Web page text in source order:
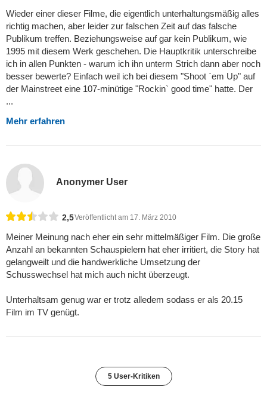
Wieder einer dieser Filme, die eigentlich unterhaltungsmäßig alles
richtig machen, aber leider zur falschen Zeit auf das falsche
Publikum treffen. Beziehungsweise auf gar kein Publikum, wie
1995 mit diesem Werk geschehen. Die Hauptkritik unterschreibe
ich in allen Punkten - warum ich ihn unterm Strich dann aber noch
besser bewerte? Einfach weil ich bei diesem "Shoot `em Up" auf
der Mainstreet eine 107-minütige "Rockin` good time" hatte. Der
...
Mehr erfahren
Anonymer User
2,5Veröffentlicht am 17. März 2010
Meiner Meinung nach eher ein sehr mittelmäßiger Film. Die große
Anzahl an bekannten Schauspielern hat eher irritiert, die Story hat
gelangweilt und die handwerkliche Umsetzung der
Schusswechsel hat mich auch nicht überzeugt.
Unterhaltsam genug war er trotz alledem sodass er als 20.15
Film im TV genügt.
5 User-Kritiken